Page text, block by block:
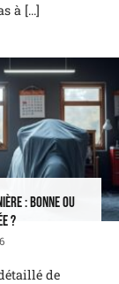
à [...]
: bonne ou
?
de